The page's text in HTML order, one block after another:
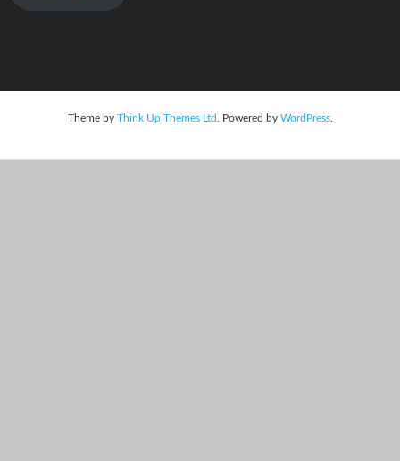
Theme by Think Up Themes Ltd . Powered by WordPress.